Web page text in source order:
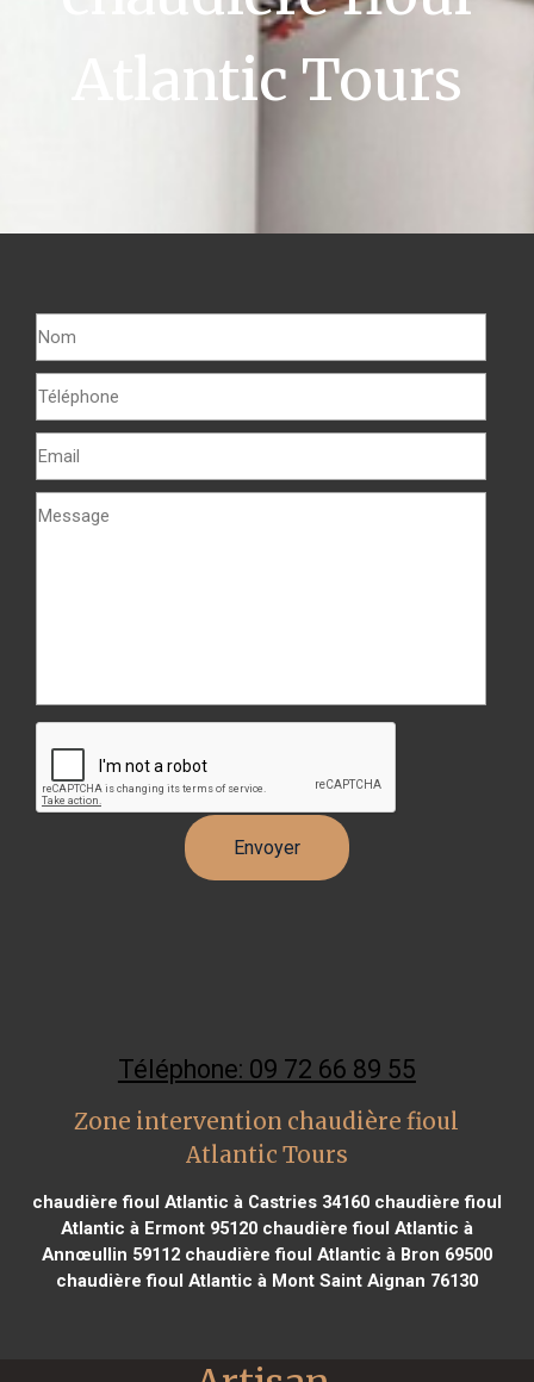
Atlantic Tours
Téléphone: 09 72 66 89 55
Zone intervention chaudière fioul
Atlantic Tours
chaudière fioul Atlantic à Castries 34160chaudière fioul
Atlantic à Ermont 95120chaudière fioul Atlantic à
Annœullin 59112chaudière fioul Atlantic à Bron 69500
chaudière fioul Atlantic à Mont Saint Aignan 76130